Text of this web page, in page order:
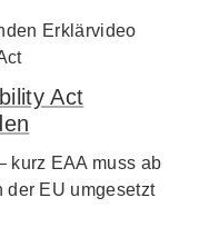
Act
kurz EAA muss ab
der EU umgesetzt